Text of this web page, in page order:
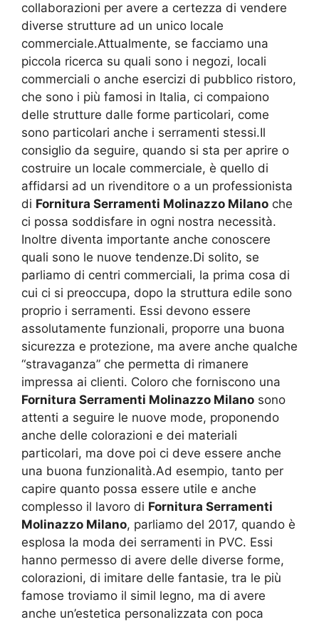
collaborazioni per avere a certezza di vendere
diverse strutture ad un unico locale
commerciale.Attualmente, se facciamo una
piccola ricerca su quali sono i negozi, locali
commerciali o anche esercizi di pubblico ristoro,
che sono i più famosi in Italia, ci compaiono
delle strutture dalle forme particolari, come
sono particolari anche i serramenti stessi.Il
consiglio da seguire, quando si sta per aprire o
costruire un locale commerciale, è quello di
affidarsi ad un rivenditore o a un professionista
di Fornitura Serramenti Molinazzo Milano che
ci possa soddisfare in ogni nostra necessità.
Inoltre diventa importante anche conoscere
quali sono le nuove tendenze.Di solito, se
parliamo di centri commerciali, la prima cosa di
cui ci si preoccupa, dopo la struttura edile sono
proprio i serramenti. Essi devono essere
assolutamente funzionali, proporre una buona
sicurezza e protezione, ma avere anche qualche
“stravaganza” che permetta di rimanere
impressa ai clienti. Coloro che forniscono una
Fornitura Serramenti Molinazzo Milano sono
attenti a seguire le nuove mode, proponendo
anche delle colorazioni e dei materiali
particolari, ma dove poi ci deve essere anche
una buona funzionalità.Ad esempio, tanto per
capire quanto possa essere utile e anche
complesso il lavoro di Fornitura Serramenti
Molinazzo Milano, parliamo del 2017, quando è
esplosa la moda dei serramenti in PVC. Essi
hanno permesso di avere delle diverse forme,
colorazioni, di imitare delle fantasie, tra le più
famose troviamo il simil legno, ma di avere
anche un’estetica personalizzata con poca